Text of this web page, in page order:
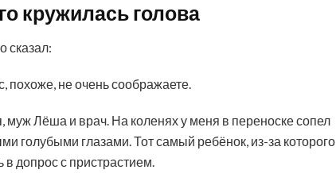
кружилась голова
сказал:
похоже, не очень соображаете.
Лёша и врач. На коленях у меня в переноске сопел
голубыми глазами. Тот самый ребёнок, из-за которого
допрос с пристрастием.